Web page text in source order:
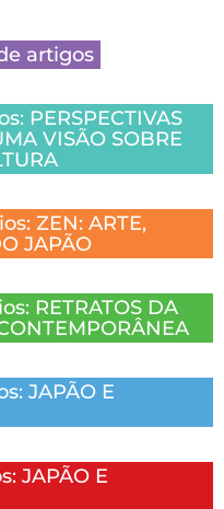
artigos
PERSPECTIVAS
VISÃO SOBRE
ZEN: ARTE,
JAPÃO
RETRATOS DA
JAPÃO E
JAPÃO E